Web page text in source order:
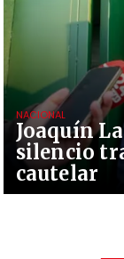
Joaquín
silencio
cautelar
NACIONAL